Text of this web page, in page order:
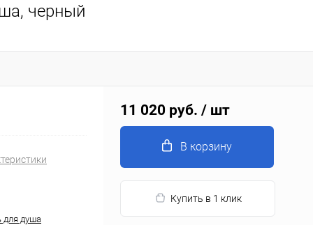
черный
для душа
11 020 руб. / шт
В корзину
Купить в 1 клик